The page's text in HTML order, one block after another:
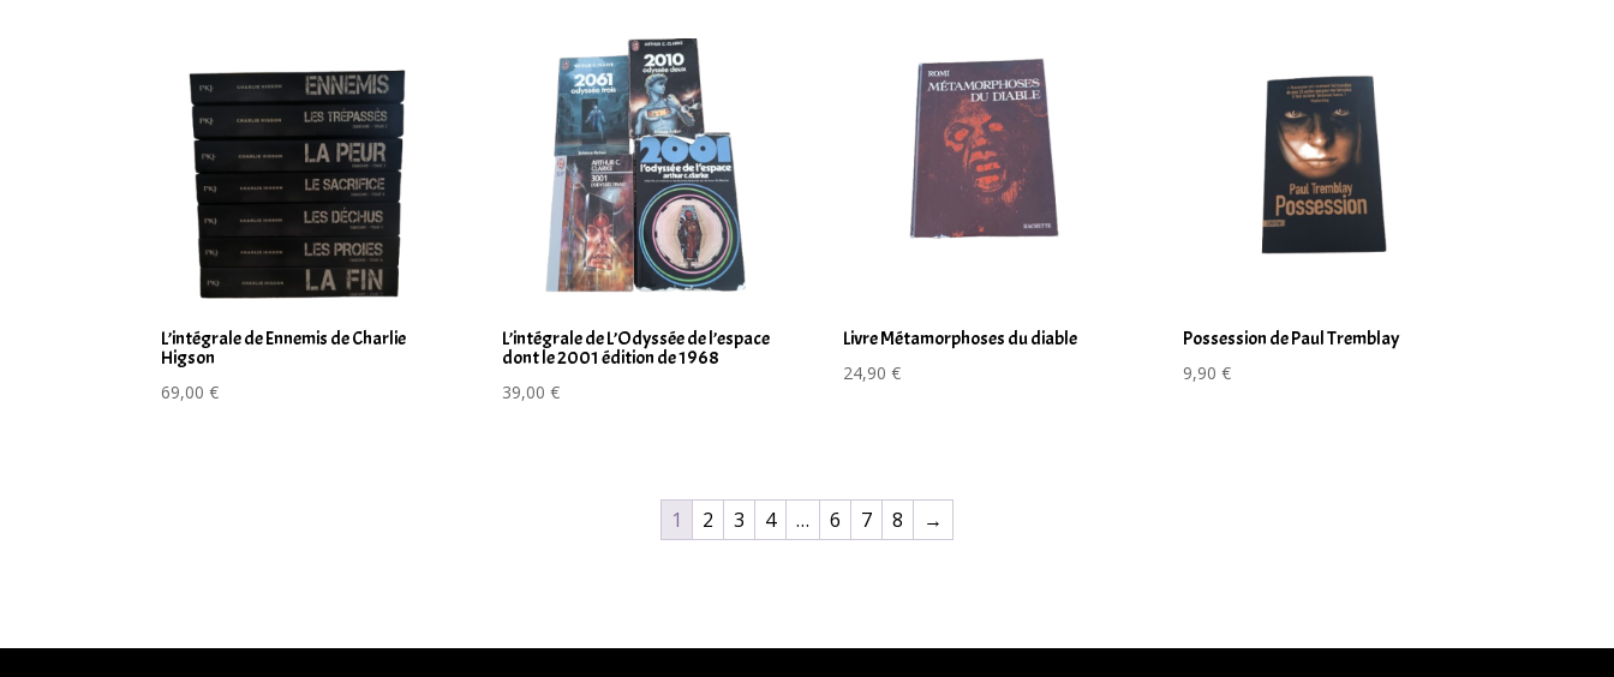
L’intégrale de Ennemis de Charlie
Higson
69,00€
L’intégrale de L’Odyssée de l’espace
dont le 2001 édition de 1968
39,00 €
Livre Métamorphoses du diable
24,90 €
Possession de Paul Tremblay
9,90€
1 2 3 4 … 6 7 8 →